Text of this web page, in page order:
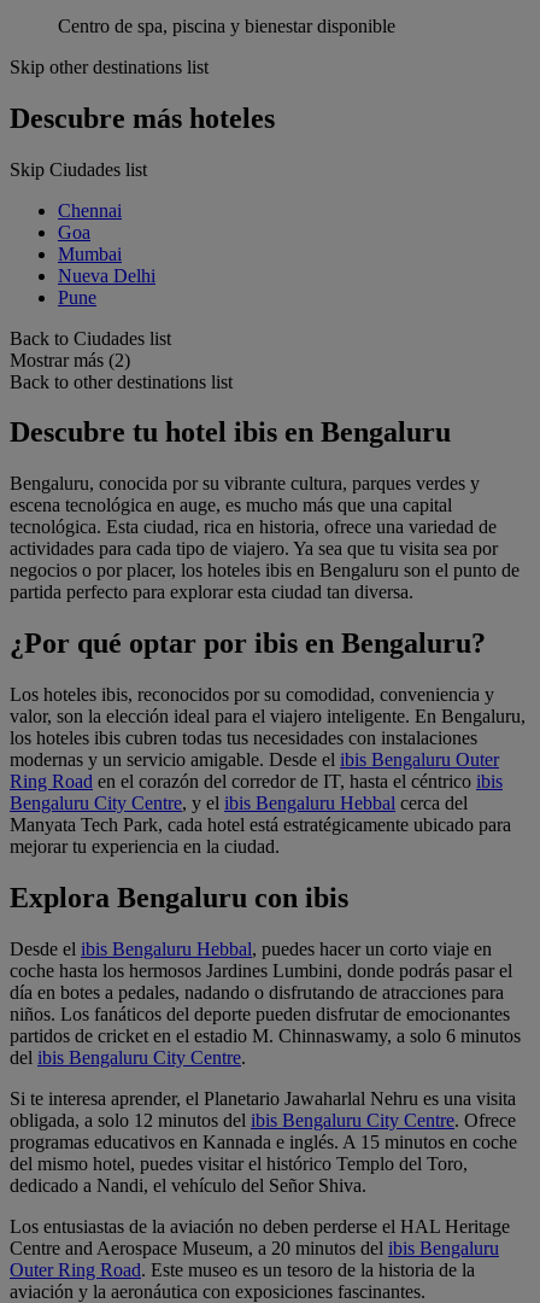
Centro de spa, piscina y bienestar disponible
Skip other destinations list
Descubre más hoteles
Skip Ciudades list
Chennai
Goa
Mumbai
Nueva Delhi
Pune
Back to Ciudades list
Mostrar más (2)
Back to other destinations list
Descubre tu hotel ibis en Bengaluru
Bengaluru, conocida por su vibrante cultura, parques verdes y
escena tecnológica en auge, es mucho más que una capital
tecnológica. Esta ciudad, rica en historia, ofrece una variedad de
actividades para cada tipo de viajero. Ya sea que tu visita sea por
negocios o por placer, los hoteles ibis en Bengaluru son el punto de
partida perfecto para explorar esta ciudad tan diversa.
¿Por qué optar por ibis en Bengaluru?
Los hoteles ibis, reconocidos por su comodidad, conveniencia y
valor, son la elección ideal para el viajero inteligente. En Bengaluru,
los hoteles ibis cubren todas tus necesidades con instalaciones
modernas y un servicio amigable. Desde el ibis Bengaluru Outer
Ring Road en el corazón del corredor de IT, hasta el céntrico ibis
Bengaluru City Centre, y el ibis Bengaluru Hebbal cerca del
Manyata Tech Park, cada hotel está estratégicamente ubicado para
mejorar tu experiencia en la ciudad.
Explora Bengaluru con ibis
Desde el ibis Bengaluru Hebbal, puedes hacer un corto viaje en
coche hasta los hermosos Jardines Lumbini, donde podrás pasar el
día en botes a pedales, nadando o disfrutando de atracciones para
niños. Los fanáticos del deporte pueden disfrutar de emocionantes
partidos de cricket en el estadio M. Chinnaswamy, a solo 6 minutos
del ibis Bengaluru City Centre.
Si te interesa aprender, el Planetario Jawaharlal Nehru es una visita
obligada, a solo 12 minutos del ibis Bengaluru City Centre. Ofrece
programas educativos en Kannada e inglés. A 15 minutos en coche
del mismo hotel, puedes visitar el histórico Templo del Toro,
dedicado a Nandi, el vehículo del Señor Shiva.
Los entusiastas de la aviación no deben perderse el HAL Heritage
Centre and Aerospace Museum, a 20 minutos del ibis Bengaluru
Outer Ring Road. Este museo es un tesoro de la historia de la
aviación y la aeronáutica con exposiciones fascinantes.